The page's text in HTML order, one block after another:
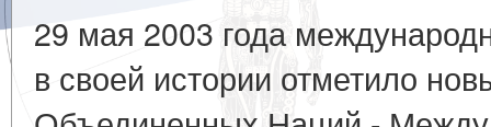
29 мая 2003 года
в своей истории отметило